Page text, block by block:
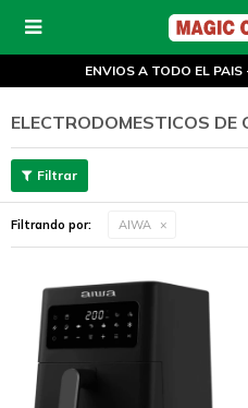

ENVIOS A TODO EL PAIS
ELECTRODOMESTICOS DE
Filtrando por: AIWA